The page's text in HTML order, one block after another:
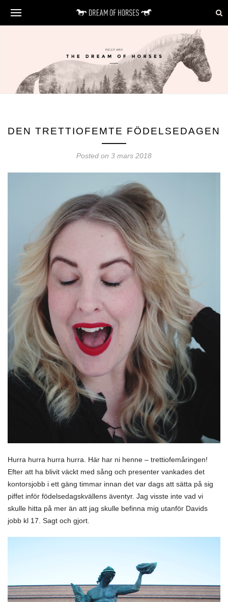
DEN TRETTIOFEMTE FÖDELSEDAGEN
Posted on 3 mars 2018
Hurra hurra hurra hurra. Här har ni henne – trettiofemåringen!
Efter att ha blivit väckt med sång och presenter vankades det
kontorsjobb i ett gäng timmar innan det var dags att sätta på sig
piffet inför födelsedagskvällens äventyr. Jag visste inte vad vi
skulle hitta på mer än att jag skulle befinna mig utanför Davids
jobb kl 17. Sagt och gjort.